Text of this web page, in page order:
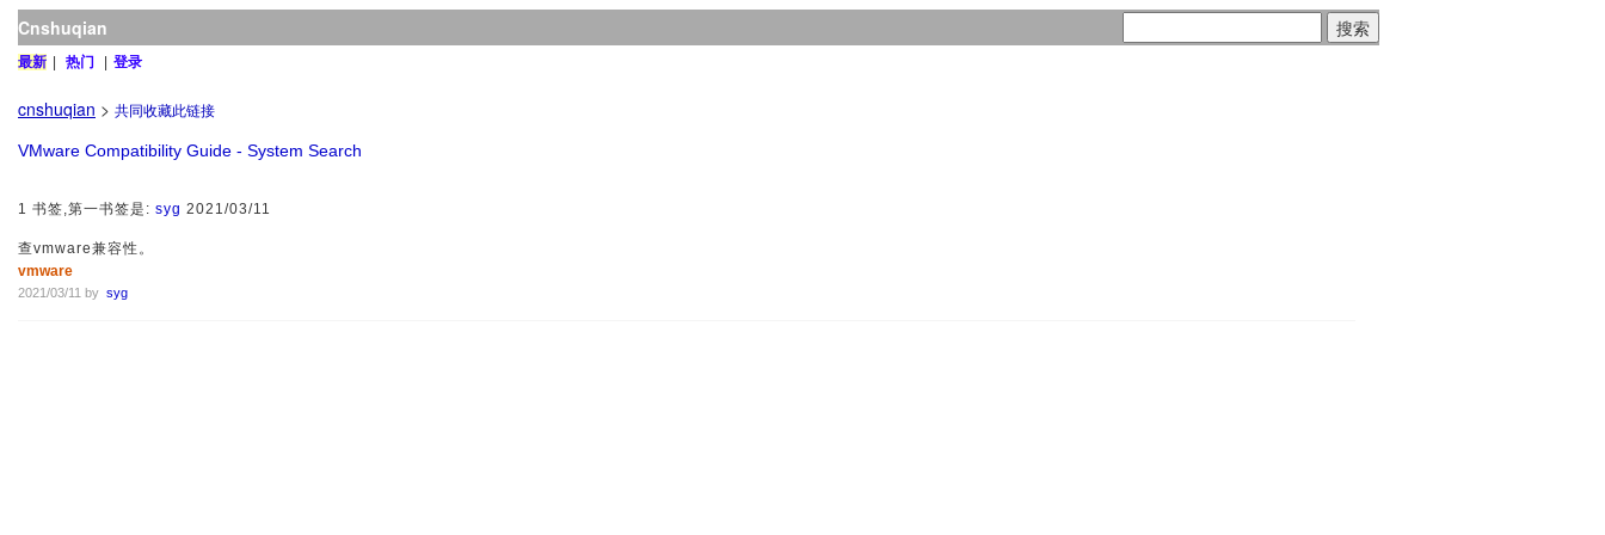
Cnshuqian
最新 热门 登录
cnshuqian > 共同收藏此链接
VMware Compatibility Guide - System Search
1 书签,第一书签是: syg 2021/03/11
查vmware兼容性。
vmware
2021/03/11 by syg